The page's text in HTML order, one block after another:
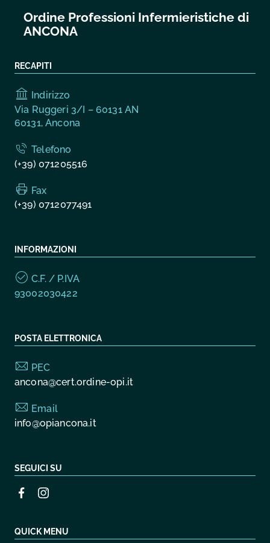
Ordine Professioni Infermieristiche di
ANCONA
RECAPITI
Indirizzo
Via Ruggeri 3/I – 60131 AN
60131, Ancona
Telefono
(+39) 071205516
Fax
(+39) 0712077491
INFORMAZIONI
C.F. / P.IVA
93002030422
POSTA ELETTRONICA
PEC
ancona@cert.ordine-opi.it
Email
info@opiancona.it
SEGUICI SU
QUICK MENU